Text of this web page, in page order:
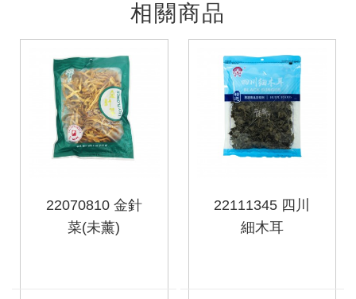
相關商品
22070810 金針
菜(未薰)
22111345 四川
細木耳